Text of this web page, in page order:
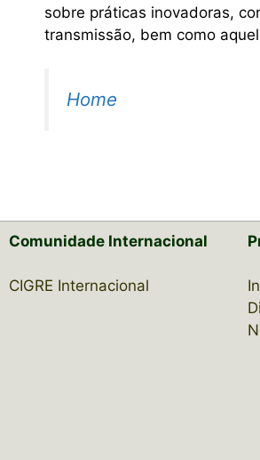
sobre práticas inovadoras,
transmissão, bem como
Home
Comunidade Internacional
CIGRE Internacional